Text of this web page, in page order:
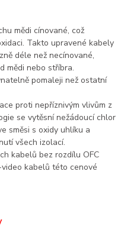
mědi cínované, což
Takto upravené kabely
déle než necínované,
mědi nebo stříbra.
pomaleji než ostatní
proti nepříznivým vlivům z
se vytěsní nežádoucí chlor
směsi s oxidy uhlíku a
všech izolací.
kabelů bez rozdílu OFC
kabelů této cenové